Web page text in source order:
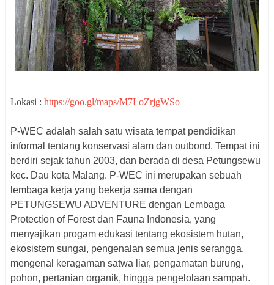
Lokasi : https://goo.gl/maps/M7LoZrjgWSo
P-WEC adalah salah satu wisata tempat pendidikan
informal tentang konservasi alam dan outbond. Tempat ini
berdiri sejak tahun 2003, dan berada di desa Petungsewu
kec. Dau kota Malang. P-WEC ini merupakan sebuah
lembaga kerja yang bekerja sama dengan
PETUNGSEWU ADVENTURE dengan Lembaga
Protection of Forest dan Fauna Indonesia, yang
menyajikan progam edukasi tentang ekosistem hutan,
ekosistem sungai, pengenalan semua jenis serangga,
mengenal keragaman satwa liar, pengamatan burung,
pohon, pertanian organik, hingga pengelolaan sampah.